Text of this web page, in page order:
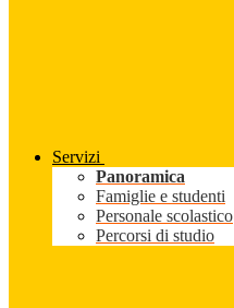
Servizi
Panoramica
Famiglie e studenti
Personale scolastico
Percorsi di studio